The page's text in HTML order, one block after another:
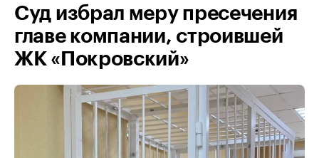
Суд избрал меру пресечения
главе компании, строившей
ЖК «Покровский»